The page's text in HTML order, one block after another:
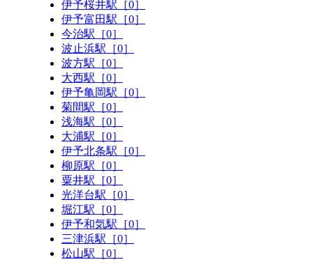
伊予桜井駅［0］
伊予富田駅［0］
今治駅［0］
波止浜駅［0］
波方駅［0］
大西駅［0］
伊予亀岡駅［0］
菊間駅［0］
浅海駅［0］
大浦駅［0］
伊予北条駅［0］
柳原駅［0］
粟井駅［0］
光洋台駅［0］
堀江駅［0］
伊予和気駅［0］
三津浜駅［0］
松山駅［0］